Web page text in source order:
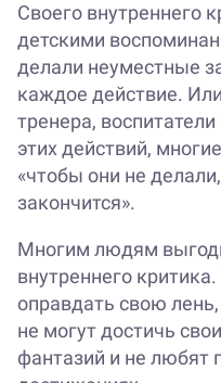
Своего внутреннего
детскими
делали неуместные
каждое действие.
тренера,
этих действий,
«чтобы они не
закончится».
Многим людям
внутреннего
оправдать свою
не могут достичь
фантазий и не любят